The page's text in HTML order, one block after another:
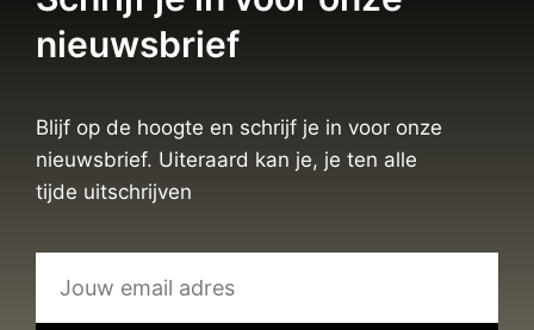
nieuwsbrief
Blijf op de hoogte en schrijf je in voor onze
nieuwsbrief. Uiteraard kan je, je ten alle
tijde uitschrijven